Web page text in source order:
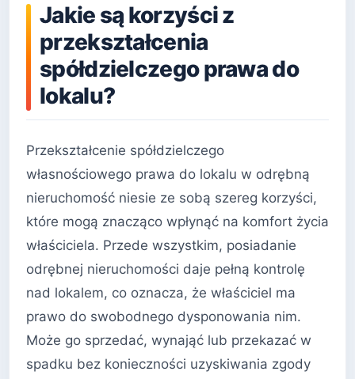
Jakie są korzyści z
przekształcenia
spółdzielczego prawa do
lokalu?
Przekształcenie spółdzielczego
własnościowego prawa do lokalu w odrębną
nieruchomość niesie ze sobą szereg korzyści,
które mogą znacząco wpłynąć na komfort życia
właściciela. Przede wszystkim, posiadanie
odrębnej nieruchomości daje pełną kontrolę
nad lokalem, co oznacza, że właściciel ma
prawo do swobodnego dysponowania nim.
Może go sprzedać, wynająć lub przekazać w
spadku bez konieczności uzyskiwania zgody